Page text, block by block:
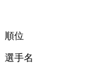
順位
選手名